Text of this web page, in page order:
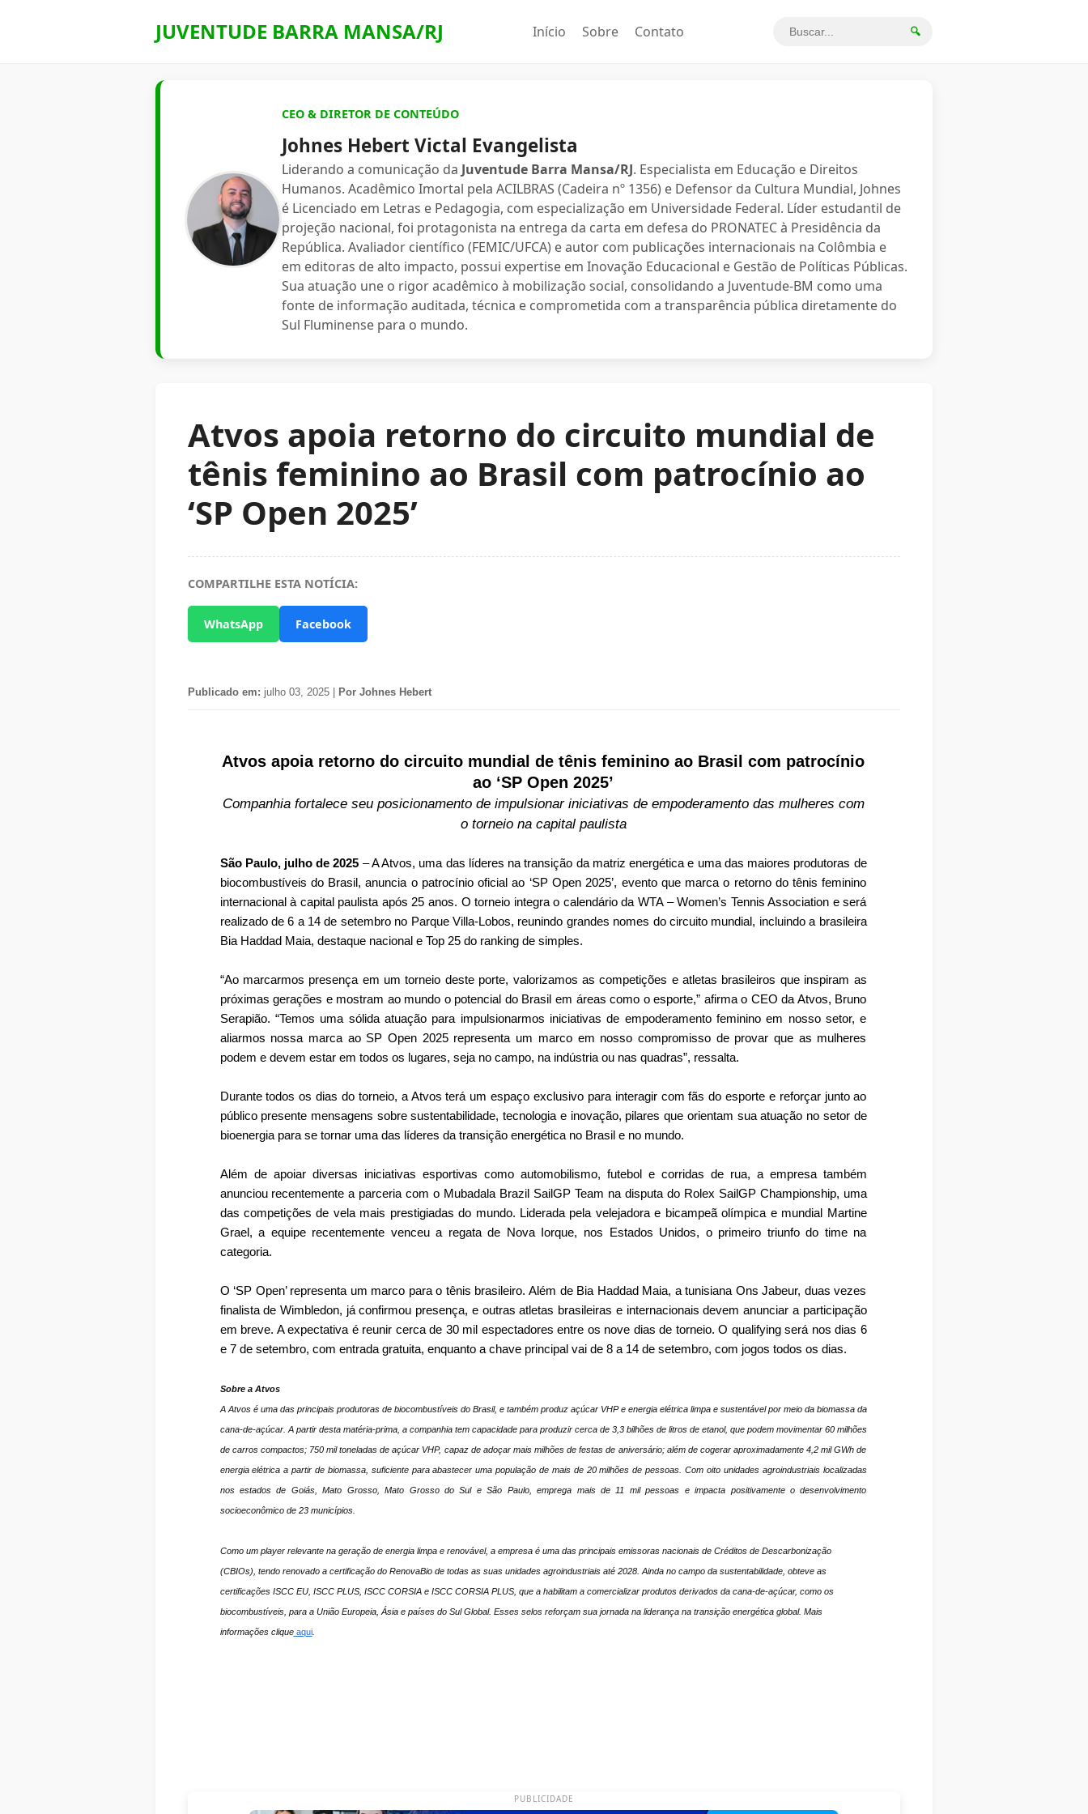
JUVENTUDE BARRA MANSA/RJ Início Sobre Contato 🔍
CEO & DIRETOR DE CONTEÚDO
Johnes Hebert Victal Evangelista
Liderando a comunicação da Juventude Barra Mansa/RJ. Especialista em Educação e Direitos
Humanos. Acadêmico Imortal pela ACILBRAS (Cadeira nº 1356) e Defensor da Cultura Mundial, Johnes
é Licenciado em Letras e Pedagogia, com especialização em Universidade Federal. Líder estudantil de
projeção nacional, foi protagonista na entrega da carta em defesa do PRONATEC à Presidência da
República. Avaliador científico (FEMIC/UFCA) e autor com publicações internacionais na Colômbia e
em editoras de alto impacto, possui expertise em Inovação Educacional e Gestão de Políticas Públicas.
Sua atuação une o rigor acadêmico à mobilização social, consolidando a Juventude-BM como uma
fonte de informação auditada, técnica e comprometida com a transparência pública diretamente do
Sul Fluminense para o mundo.
Atvos apoia retorno do circuito mundial de
tênis feminino ao Brasil com patrocínio ao
‘SP Open 2025’
COMPARTILHE ESTA NOTÍCIA:
WhatsApp Facebook
Publicado em: julho 03, 2025 | Por Johnes Hebert
Atvos apoia retorno do circuito mundial de tênis feminino ao Brasil com patrocínio
ao ‘SP Open 2025’
Companhia fortalece seu posicionamento de impulsionar iniciativas de empoderamento das mulheres com
o torneio na capital paulista
São Paulo, julho de 2025 – A Atvos, uma das líderes na transição da matriz energética e uma das maiores produtoras de
biocombustíveis do Brasil, anuncia o patrocínio oficial ao ‘SP Open 2025’, evento que marca o retorno do tênis feminino
internacional à capital paulista após 25 anos. O torneio integra o calendário da WTA – Women’s Tennis Association e será
realizado de 6 a 14 de setembro no Parque Villa-Lobos, reunindo grandes nomes do circuito mundial, incluindo a brasileira
Bia Haddad Maia, destaque nacional e Top 25 do ranking de simples.
“Ao marcarmos presença em um torneio deste porte, valorizamos as competições e atletas brasileiros que inspiram as
próximas gerações e mostram ao mundo o potencial do Brasil em áreas como o esporte,” afirma o CEO da Atvos, Bruno
Serapião. “Temos uma sólida atuação para impulsionarmos iniciativas de empoderamento feminino em nosso setor, e
aliarmos nossa marca ao SP Open 2025 representa um marco em nosso compromisso de provar que as mulheres
podem e devem estar em todos os lugares, seja no campo, na indústria ou nas quadras”, ressalta.
Durante todos os dias do torneio, a Atvos terá um espaço exclusivo para interagir com fãs do esporte e reforçar junto ao
público presente mensagens sobre sustentabilidade, tecnologia e inovação, pilares que orientam sua atuação no setor de
bioenergia para se tornar uma das líderes da transição energética no Brasil e no mundo.
Além de apoiar diversas iniciativas esportivas como automobilismo, futebol e corridas de rua, a empresa também
anunciou recentemente a parceria com o Mubadala Brazil SailGP Team na disputa do Rolex SailGP Championship, uma
das competições de vela mais prestigiadas do mundo. Liderada pela velejadora e bicampeã olímpica e mundial Martine
Grael, a equipe recentemente venceu a regata de Nova Iorque, nos Estados Unidos, o primeiro triunfo do time na
categoria.
O ‘SP Open’ representa um marco para o tênis brasileiro. Além de Bia Haddad Maia, a tunisiana Ons Jabeur, duas vezes
finalista de Wimbledon, já confirmou presença, e outras atletas brasileiras e internacionais devem anunciar a participação
em breve. A expectativa é reunir cerca de 30 mil espectadores entre os nove dias de torneio. O qualifying será nos dias 6
e 7 de setembro, com entrada gratuita, enquanto a chave principal vai de 8 a 14 de setembro, com jogos todos os dias.
Sobre a Atvos
A Atvos é uma das principais produtoras de biocombustíveis do Brasil, e também produz açúcar VHP e energia elétrica limpa e sustentável por meio da biomassa da
cana-de-açúcar. A partir desta matéria-prima, a companhia tem capacidade para produzir cerca de 3,3 bilhões de litros de etanol, que podem movimentar 60 milhões
de carros compactos; 750 mil toneladas de açúcar VHP, capaz de adoçar mais milhões de festas de aniversário; além de cogerar aproximadamente 4,2 mil GWh de
energia elétrica a partir de biomassa, suficiente para abastecer uma população de mais de 20 milhões de pessoas. Com oito unidades agroindustriais localizadas
nos estados de Goiás, Mato Grosso, Mato Grosso do Sul e São Paulo, emprega mais de 11 mil pessoas e impacta positivamente o desenvolvimento
socioeconômico de 23 municípios.
Como um player relevante na geração de energia limpa e renovável, a empresa é uma das principais emissoras nacionais de Créditos de Descarbonização
(CBIOs), tendo renovado a certificação do RenovaBio de todas as suas unidades agroindustriais até 2028. Ainda no campo da sustentabilidade, obteve as
certificações ISCC EU, ISCC PLUS, ISCC CORSIA e ISCC CORSIA PLUS, que a habilitam a comercializar produtos derivados da cana-de-açúcar, como os
biocombustíveis, para a União Europeia, Ásia e países do Sul Global. Esses selos reforçam sua jornada na liderança na transição energética global. Mais
informações clique aqui.
PUBLICIDADE